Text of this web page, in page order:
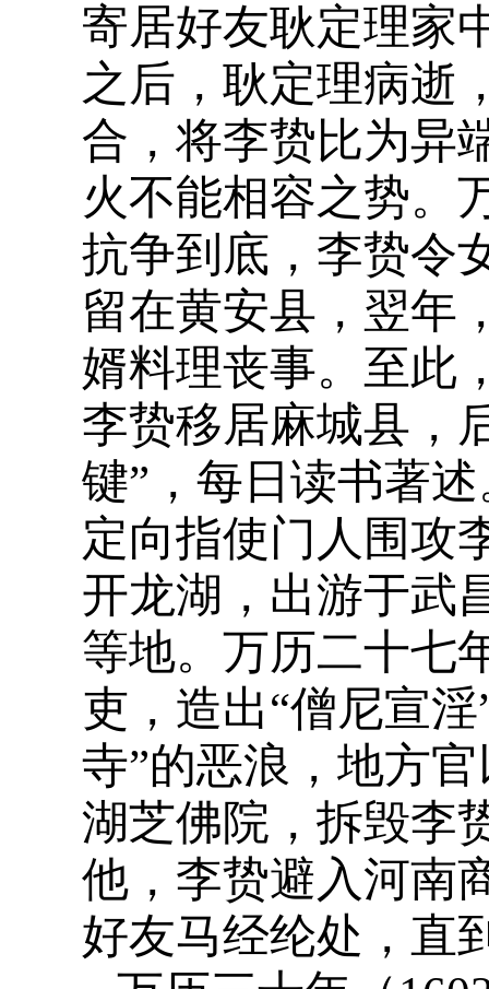
寄居好友耿定理家
之后，耿定理病逝
合，将李贽比为异
火不能相容之势。
抗争到底，李贽令
留在黄安县，翌年
婿料理丧事。至此
李贽移居麻城县，
键”，每日读书著
定向指使门人围攻
开龙湖，出游于武
等地。万历二十七
吏，造出“僧尼宣
寺”的恶浪，地方
湖芝佛院，拆毁李
他，李贽避入河南
好友马经纶处，直